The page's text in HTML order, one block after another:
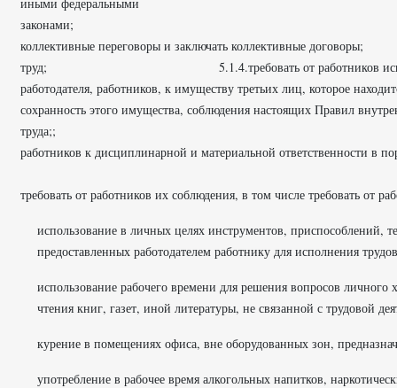
законами;
коллективные переговоры и заключать коллективные
труд; 5.1.4.требовать от работников исполнения
работодателя, работников, к имуществу третьих лиц, которое
сохранность этого имущества, соблюдения настоящих Правил
труда;;
работников к дисциплинарной и материальной ответственности
требовать от работников их соблюдения, в том числе требовать от
использование в личных целях инструментов, приспособлений,
предоставленных работодателем работнику для исполнения
использование рабочего времени для решения вопросов
чтения книг, газет, иной литературы, не связанной с трудовой
курение в помещениях офиса, вне оборудованных зон,
употребление в рабочее время алкогольных напитков,